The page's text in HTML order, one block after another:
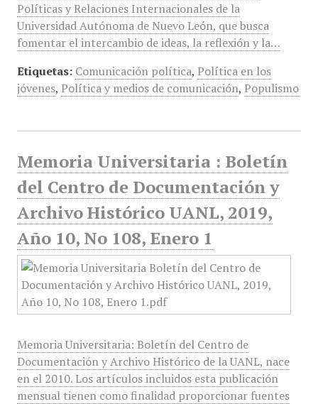
Políticas y Relaciones Internacionales de la
Universidad Autónoma de Nuevo León, que busca
fomentar el intercambio de ideas, la reflexión y la…
Etiquetas: Comunicación política, Política en los
jóvenes, Política y medios de comunicación, Populismo
Memoria Universitaria : Boletín
del Centro de Documentación y
Archivo Histórico UANL, 2019,
Año 10, No 108, Enero 1
Memoria Universitaria: Boletín del Centro de
Documentación y Archivo Histórico de la UANL, nace
en el 2010. Los artículos incluidos esta publicación
mensual tienen como finalidad proporcionar fuentes